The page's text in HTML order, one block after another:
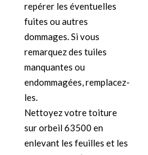
repérer les éventuelles
fuites ou autres
dommages. Si vous
remarquez des tuiles
manquantes ou
endommagées, remplacez-
les.
Nettoyez votre toiture
sur orbeil 63500 en
enlevant les feuilles et les